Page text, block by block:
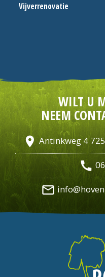
Vijverrenovatie
WILT U
NEEM
location_on Antinkweg 4
call
mail_outline